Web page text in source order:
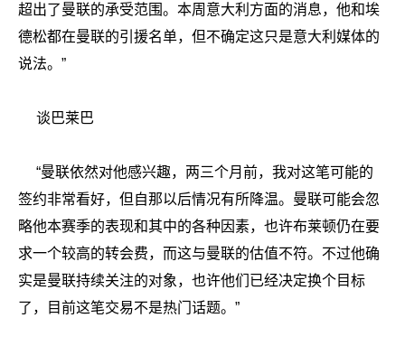
超出了曼联的承受范围。本周意大利方面的消息，他和埃
德松都在曼联的引援名单，但不确定这只是意大利媒体的
说法。”
谈巴莱巴
“曼联依然对他感兴趣，两三个月前，我对这笔可能的
签约非常看好，但自那以后情况有所降温。曼联可能会忽
略他本赛季的表现和其中的各种因素，也许布莱顿仍在要
求一个较高的转会费，而这与曼联的估值不符。不过他确
实是曼联持续关注的对象，也许他们已经决定换个目标
了，目前这笔交易不是热门话题。”